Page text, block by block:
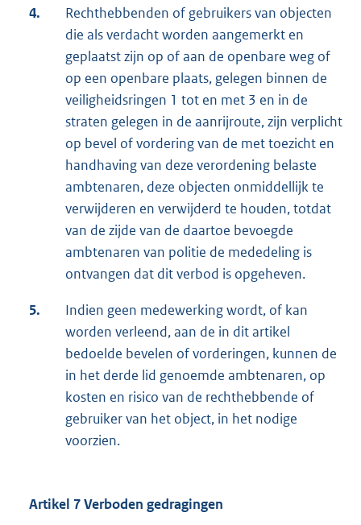
4.
Rechthebbenden of gebruikers van objecten
die als verdacht worden aangemerkt en
geplaatst zijn op of aan de openbare weg of
op een openbare plaats, gelegen binnen de
veiligheidsringen 1 tot en met 3 en in de
straten gelegen in de aanrijroute, zijn verplicht
op bevel of vordering van de met toezicht en
handhaving van deze verordening belaste
ambtenaren, deze objecten onmiddellijk te
verwijderen en verwijderd te houden, totdat
van de zijde van de daartoe bevoegde
ambtenaren van politie de mededeling is
ontvangen dat dit verbod is opgeheven.
5.
Indien geen medewerking wordt, of kan
worden verleend, aan de in dit artikel
bedoelde bevelen of vorderingen, kunnen de
in het derde lid genoemde ambtenaren, op
kosten en risico van de rechthebbende of
gebruiker van het object, in het nodige
voorzien.
Artikel 7 Verboden gedragingen